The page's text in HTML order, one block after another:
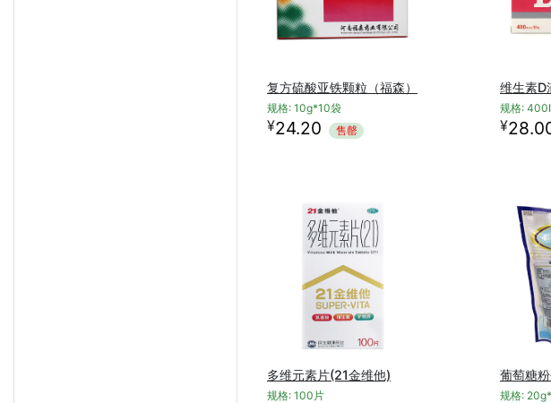
复方硫酸亚铁颗粒（福森）
规格: 10g*10袋
¥24.20 售罄
维生素D
规格:
¥
多维元素片(21金维他)
规格: 100片
葡萄糖
规格: